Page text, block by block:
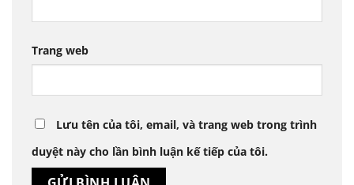
Trang web
Lưu tên của tôi, email, và trang web trong trình
duyệt này cho lần bình luận kế tiếp của tôi.